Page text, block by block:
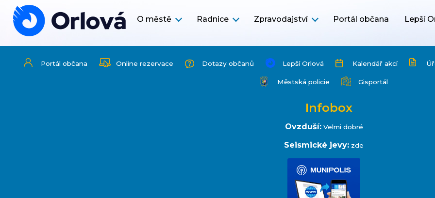
O městě Radnice Zpravodajství Portál občana Lepší
Portál občana Online rezervace Dotazy občanů Lepší Orlová Kalendář akcí
Městská policie Gisportál
Infobox
Ovzduší: Velmi dobré
Seismické jevy: zde